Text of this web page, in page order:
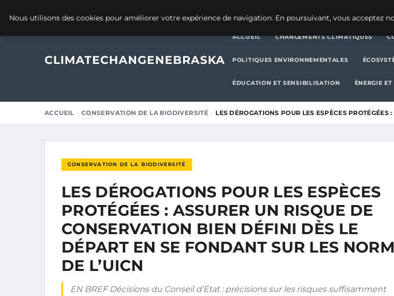
CLIMATECHANGENEBRASKA
ACCUEIL CHANGEMENTS CLIMATIQUES
POLITIQUES ENVIRONNEMENTALES
ÉDUCATION ET SENSIBILISATION ÉNERGIE
ACCUEIL CONSERVATION DE LA BIODIVERSITÉ LES DÉROGATIONS POUR LES ESPÈCES PROTÉGÉES
CONSERVATION DE LA BIODIVERSITÉ
LES DÉROGATIONS POUR LES ESPÈCES
PROTÉGÉES : ASSURER UN RISQUE DE
CONSERVATION BIEN DÉFINI DÈS LE
DÉPART EN SE FONDANT SUR LES
DE L’UICN
EN BREF Décisions du Conseil d’État : précisions sur les risques suffisamment
Nous utilisons des cookies pour améliorer votre expérience de navigation. En poursuivant, vous acceptez